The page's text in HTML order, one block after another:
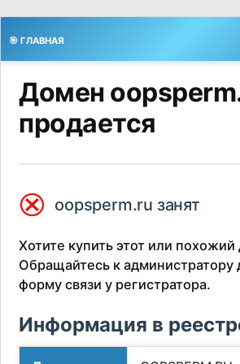
🎯 ГЛАВНАЯ
Домен
продается
⮿ oopsperm.ru занят
Хотите купить этот или
Обращайтесь к администратору
форму связи у регистратора.
Информация в